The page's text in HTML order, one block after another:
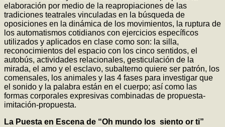
elaboración por medio de la reapropiaciones de las
tradiciones teatrales vinculadas en la búsqueda de
oposiciones en la dinámica de los movimientos, la ruptura de
los automatismos cotidianos con ejercicios específicos
utilizados y aplicados en clase como son: la silla,
reconocimientos del espacio con los cinco sentidos, el
autobús, actividades relacionales, gesticulación de la
mirada, el amo y el esclavo, subalterno quiere ser patrón, los
comensales, los animales y las 4 fases para investigar que
el sonido y la palabra están en el cuerpo; así como las
formas corporales expresivas combinadas de propuesta-
imitación-propuesta.
La Puesta en Escena de “Oh mundo los siento or ti”